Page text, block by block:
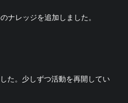
ナレッジを追加しました。
た。少しずつ活動を再開してい